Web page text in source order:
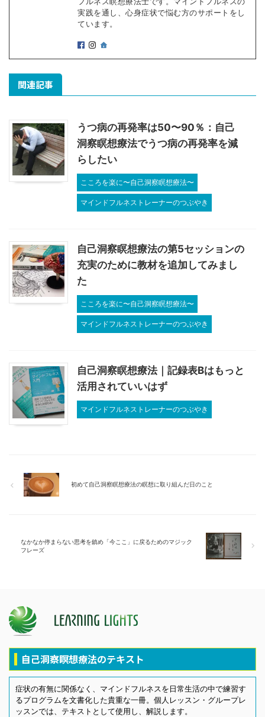
実践を通し、心身症状で悩む方のサポートをし
ています。
関連記事
うつ病の再発率は50〜90％：自己
洞察瞑想療法でうつ病の再発率を減
らしたい
こころを楽に〜自己洞察瞑想療法〜
マインドフルネストレーナーのつぶやき
自己洞察瞑想療法の第5セッションの
充実のために教材を追加してみまし
た
こころを楽に〜自己洞察瞑想療法〜
マインドフルネストレーナーのつぶやき
自己洞察瞑想療法｜記録表Bはもっと
活用されていいはず
マインドフルネストレーナーのつぶやき
初めて自己洞察瞑想療法の瞑想に取り組んだ日のこと
なかなか停まらない思考を鎮め「今ここ」に戻るためのマジック
フレーズ
自己洞察瞑想療法のテキスト
症状の有無に関係なく、マインドフルネスを日常生活の中で練習す
るプログラムを文書化した貴重な一冊。個人レッスン・グループレ
ッスンでは、テキストとして使用し、解説します。